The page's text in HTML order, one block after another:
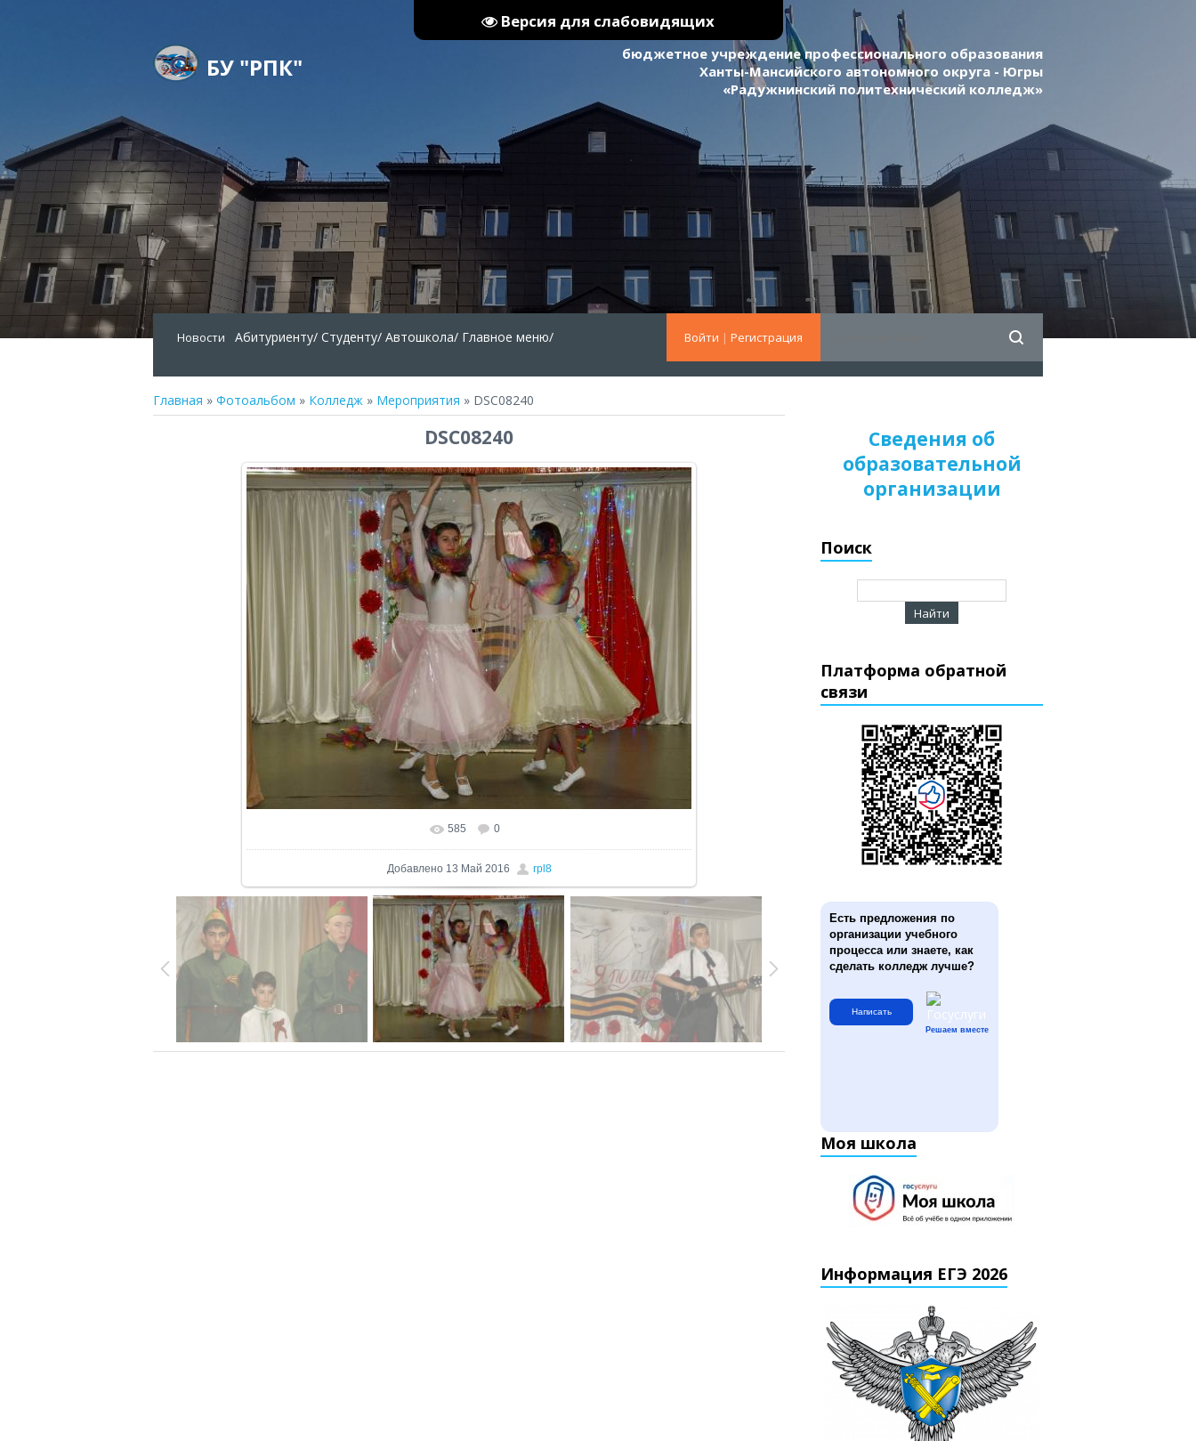
Версия для слабовидящих
БУ "РПК"
бюджетное учреждение профессионального образования
Ханты-Мансийского автономного округа - Югры
«Радужнинский политехнический колледж»
Войти | Регистрация
Новости Абитуриенту/ Студенту/ Автошкола/ Главное меню/
Главная » Фотоальбом » Колледж » Мероприятия » DSC08240
DSC08240
В реальном размере 1024x788
585 0
Добавлено13 Май 2016 rpl8
Сведения об
образовательной
организации
Поиск
Платформа обратной
связи
Есть предложения по
организации учебного
процесса или знаете, как
сделать колледж лучше?
Написать
Решаем вместе
Моя школа
Информация ЕГЭ 2026